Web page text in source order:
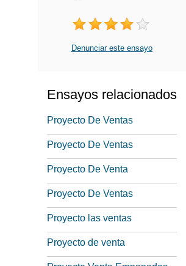
Denunciar este ensayo
Ensayos relacionados
Proyecto De Ventas
Proyecto De Ventas
Proyecto De Venta
Proyecto De Ventas
Proyecto las ventas
Proyecto de venta